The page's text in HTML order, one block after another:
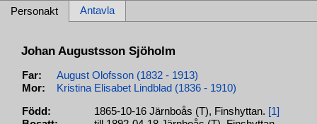
Personakt Antavla
Johan Augustsson Sjöholm
Far:
August Olofsson (1832 - 1913)
Mor:
Kristina Elisabet Lindblad (1836 - 1910)
Född: 1865-10-16 Järnboås (T), Finshyttan. [1]